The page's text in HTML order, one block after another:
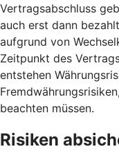
Vertragsabschluss
auch erst dann
aufgrund von
Zeitpunkt des
entstehen
beachten müssen.
Risiken